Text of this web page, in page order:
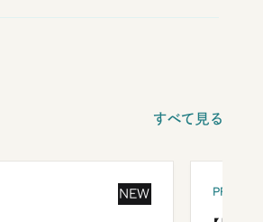
すべて見る
NEW